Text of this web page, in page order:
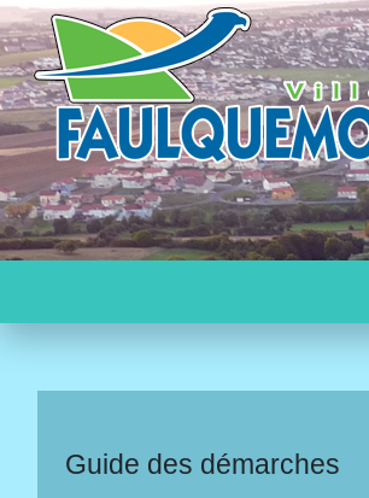
Guide des démarches